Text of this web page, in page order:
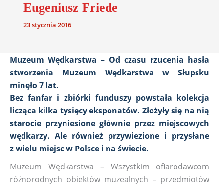
Eugeniusz Friede
23 stycznia 2016
Muzeum Wędkarstwa – Od czasu rzucenia hasła
stworzenia Muzeum Wędkarstwa w Słupsku
minęło 7 lat.
Bez fanfar i zbiórki funduszy powstała kolekcja
licząca kilka tysięcy eksponatów. Złożyły się na nią
starocie przyniesione głównie przez miejscowych
wędkarzy. Ale również przywiezione i przysłane
z wielu miejsc w Polsce i na świecie.
Muzeum Wędkarstwa – Wszystkim ofiarodawcom
różnorodnych obiektów muzealnych – przedmiotów